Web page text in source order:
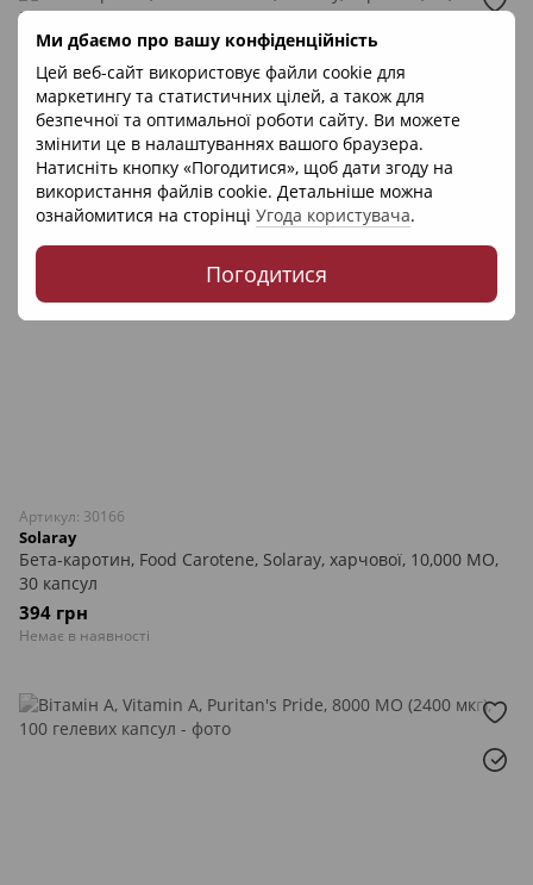
Ми дбаємо про вашу конфіденційність
Цей веб-сайт використовує файли cookie для
маркетингу та статистичних цілей, а також для
безпечної та оптимальної роботи сайту. Ви можете
змінити це в налаштуваннях вашого браузера.
Натисніть кнопку «Погодитися», щоб дати згоду на
використання файлів cookie. Детальніше можна
ознайомитися на сторінці Угода користувача.
Погодитися
Артикул: 30166
Solaray
Бета-каротин, Food Carotene, Solaray, харчової, 10,000 МО,
30 капсул
394 грн
Немає в наявності